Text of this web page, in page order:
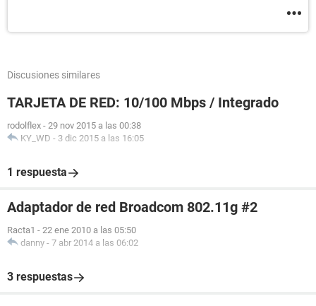
Discusiones similares
TARJETA DE RED: 10/100 Mbps / Integrado
rodolflex - 29 nov 2015 a las 00:38
KY_WD - 3 dic 2015 a las 16:05
1 respuesta
Adaptador de red Broadcom 802.11g #2
Racta1 - 22 ene 2010 a las 05:50
danny - 7 abr 2014 a las 06:02
3 respuestas